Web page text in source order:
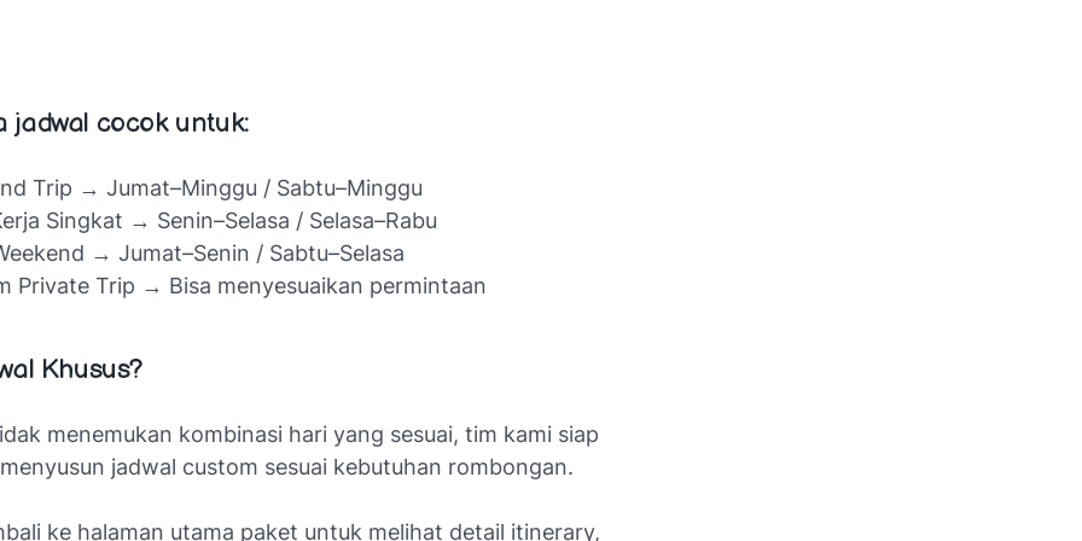
jadwal cocok untuk:
Trip → Jumat–Minggu / Sabtu–Minggu
Singkat → Senin–Selasa / Selasa–Rabu
→ Jumat–Senin / Sabtu–Selasa
Private Trip → Bisa menyesuaikan permintaan
Khusus?
menemukan kombinasi hari yang sesuai, tim kami siap
jadwal custom sesuai kebutuhan rombongan.
ke halaman utama paket untuk melihat detail itinerary,